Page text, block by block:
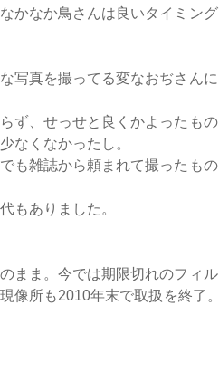
かなか鳥さんは良いタイミング
写真を撮ってる変なおぢさんに
ず、せっせと良くかよったもの
なくなかったし。
も雑誌から頼まれて撮ったもの
もありました。
まま。今では期限切れのフィル
像所も2010年末で取扱を終了。